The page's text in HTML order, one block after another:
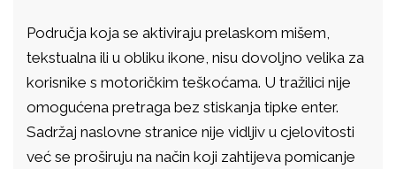
Područja koja se aktiviraju prelaskom mišem,
tekstualna ili u obliku ikone, nisu dovoljno velika za
korisnike s motoričkim teškoćama. U tražilici nije
omogućena pretraga bez stiskanja tipke enter.
Sadržaj naslovne stranice nije vidljiv u cjelovitosti
već se proširuju na način koji zahtijeva pomicanje